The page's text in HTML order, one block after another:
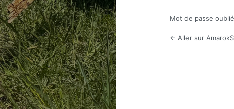
Mot de passe
← Aller sur